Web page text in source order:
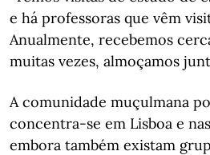
e há professoras que vêm
Anualmente, recebemos
muitas vezes, almoçamos
A comunidade muçulmana
concentra-se em Lisboa e
embora também existam